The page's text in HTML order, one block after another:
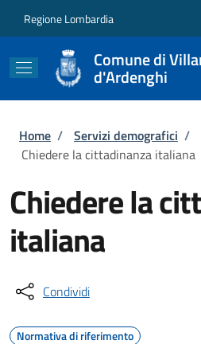
Regione Lombardia
Comune di
d'Ardenghi
Briciole di pane
Home / Servizi demografici /
Chiedere la cittadinanza italiana
Chiedere la
italiana
Condividi
Normativa di riferimento